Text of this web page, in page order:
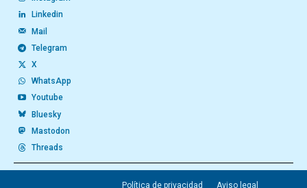
Linkedin
Mail
Telegram
X
WhatsApp
Youtube
Bluesky
Mastodon
Threads
Política de privacidad Aviso legal